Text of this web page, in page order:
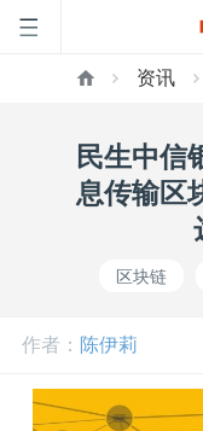
页
资讯
民生中信
息传输区
区块链
作者： 陈伊莉